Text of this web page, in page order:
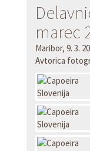
marec
Maribor, 9. 3.
Avtorica